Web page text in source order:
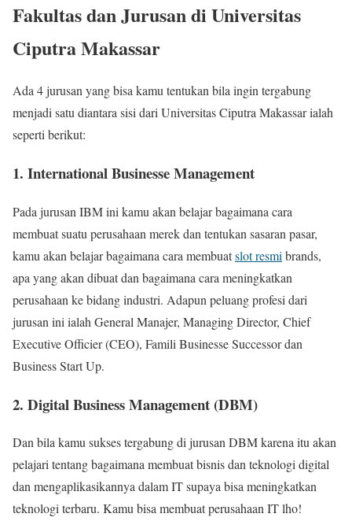
Fakultas dan Jurusan di Universitas
Ciputra Makassar
Ada 4 jurusan yang bisa kamu tentukan bila ingin tergabung
menjadi satu diantara sisi dari Universitas Ciputra Makassar ialah
seperti berikut:
1. International Businesse Management
Pada jurusan IBM ini kamu akan belajar bagaimana cara
membuat suatu perusahaan merek dan tentukan sasaran pasar,
kamu akan belajar bagaimana cara membuatslot resmi brands,
apa yang akan dibuat dan bagaimana cara meningkatkan
perusahaan ke bidang industri. Adapun peluang profesi dari
jurusan ini ialah General Manajer, Managing Director, Chief
Executive Officier (CEO), Famili Businesse Successor dan
Business Start Up.
2. Digital Business Management (DBM)
Dan bila kamu sukses tergabung di jurusan DBM karena itu akan
pelajari tentang bagaimana membuat bisnis dan teknologi digital
dan mengaplikasikannya dalam IT supaya bisa meningkatkan
teknologi terbaru. Kamu bisa membuat perusahaan IT lho!